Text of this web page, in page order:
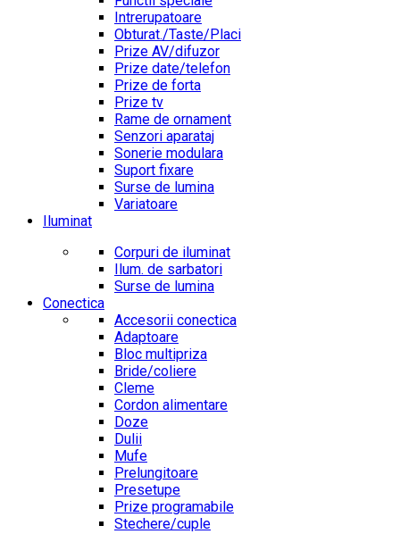
Intrerupatoare
Obturat./Taste/Placi
Prize AV/difuzor
Prize date/telefon
Prize de forta
Prize tv
Rame de ornament
Senzori aparataj
Sonerie modulara
Suport fixare
Surse de lumina
Variatoare
Iluminat
Corpuri de iluminat
Ilum. de sarbatori
Surse de lumina
Conectica
Accesorii conectica
Adaptoare
Bloc multipriza
Bride/coliere
Cleme
Cordon alimentare
Doze
Dulii
Mufe
Prelungitoare
Presetupe
Prize programabile
Stechere/cuple